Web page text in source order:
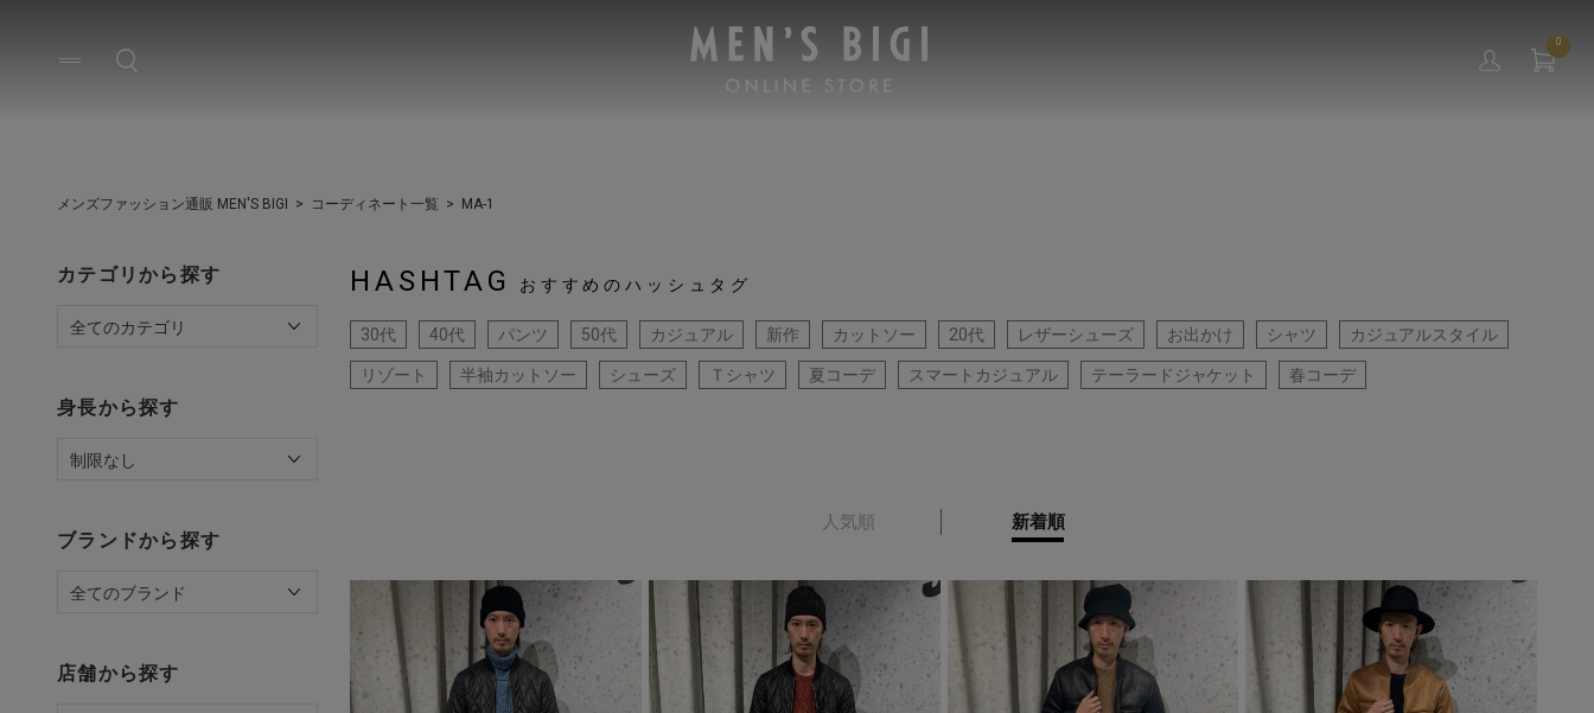
0
メンズファッション通販 MEN'S BIGI コーディネート一覧 MA-1
カテゴリから探す
身長から探す
ブランドから探す
店舗から探す
HASHTAG おすすめのハッシュタグ
30代 40代 パンツ 50代 カジュアル 新作 カットソー 20代 レザーシューズ お出かけ シャツ カジュアルスタイル
リゾート 半袖カットソー シューズ Ｔシャツ 夏コーデ スマートカジュアル テーラードジャケット 春コーデ
人気順 新着順